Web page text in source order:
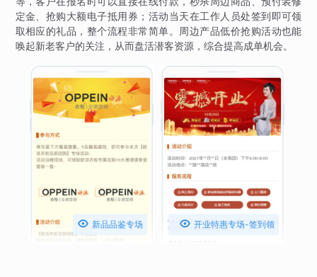
定金、抢购大额电子抵用券；活动当天在工作人员处签到即可领
取相应的礼品，整个流程非常简单。周边产品低价抢购活动也能
唤起新老客户的关注，从而盘活潜客资源，综合提高成单机会。
 新品品鉴专场  开业特惠专场-签到领